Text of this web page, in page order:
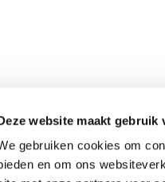
website maakt gebruik
gebruiken cookies om
en om ons